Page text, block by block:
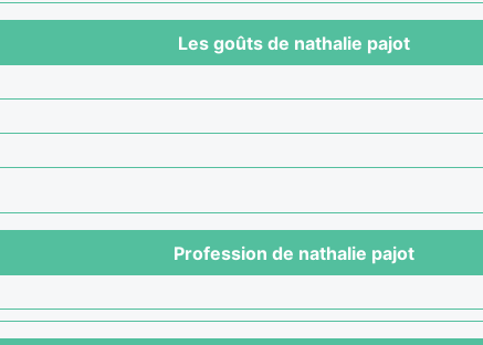
Les goûts de nathalie pajot
Profession de nathalie pajot